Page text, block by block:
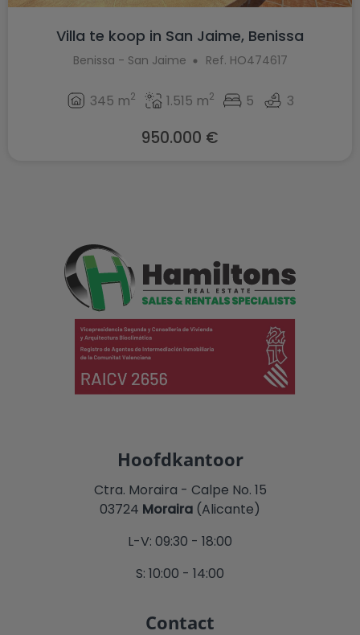
Villa te koop in San Jaime, Benissa
Benissa - San Jaime Ref. HO474617
345 m2 1.515 m2 5 3
950.000 €
Hoofdkantoor
Ctra. Moraira - Calpe No. 15
03724 Moraira (Alicante)
L-V: 09:30 - 18:00
S: 10:00 - 14:00
Contact